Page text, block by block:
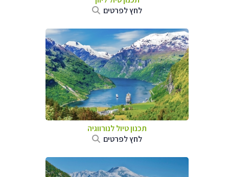
לחץ לפרטים
תכנון טיול לנורווגיה
לחץ לפרטים